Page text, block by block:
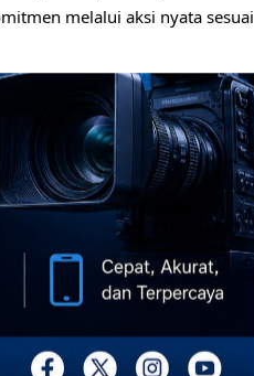
melalui aksi nyata sesuai